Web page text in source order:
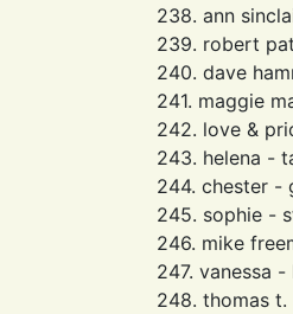
238. ann
239. robert
240. dave
241. maggie
242. love &
243. helena -
244. chester -
245. sophie -
246. mike
247. vanessa
248. thomas